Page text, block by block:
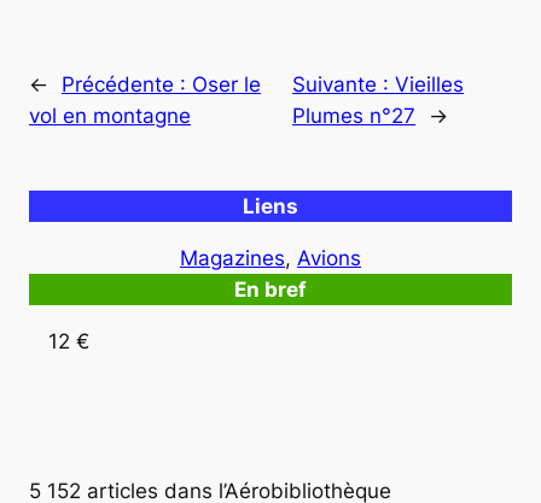
← Précédente : Oser le
vol en montagne
Suivante :Vieilles
Plumes n°27
→
Liens
Magazines, Avions
En bref
12 €
5 152 articles dans l’Aérobibliothèque